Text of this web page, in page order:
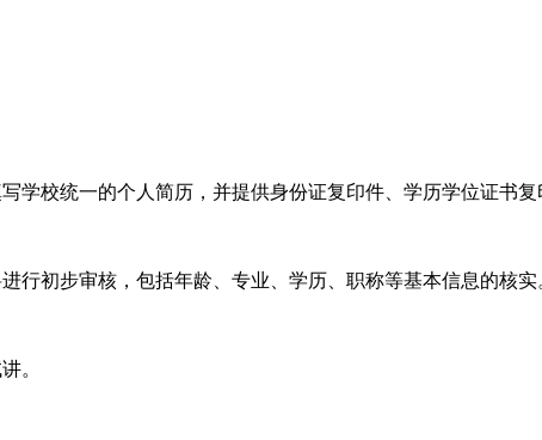
学校统一的个人简历，并提供身份证复印件、学历学位证书
行初步审核，包括年龄、专业、学历、职称等基本信息的核实
。